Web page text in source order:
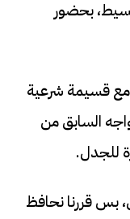
بحضور
مع قسيمة شرعية
السابق من
للجدل.
بس قررنا نحافظ